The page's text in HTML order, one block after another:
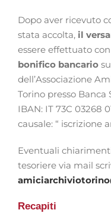
Dopo aver ricevuto
stata accolta, il
essere effettuato
bonifico bancario
dell’Associazione
Torino presso Banca
IBAN: IT 73C 03268
causale: “ iscrizione
Eventuali
tesoriere via mail
Recapiti